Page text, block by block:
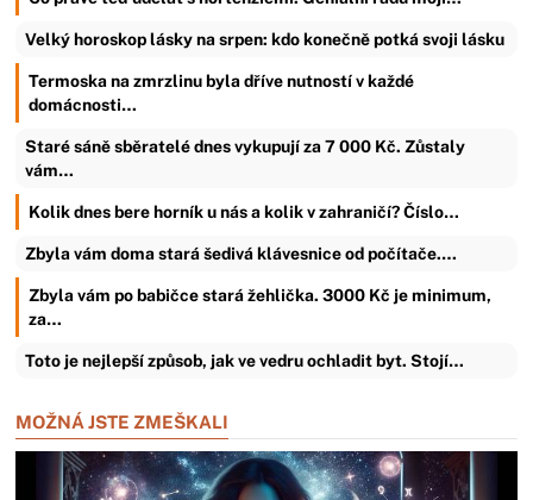
Velký horoskop lásky na srpen: kdo konečně potká svoji lásku
Termoska na zmrzlinu byla dříve nutností v každé
domácnosti…
Staré sáně sběratelé dnes vykupují za 7 000 Kč. Zůstaly
vám…
Kolik dnes bere horník u nás a kolik v zahraničí? Číslo…
Zbyla vám doma stará šedivá klávesnice od počítače.…
Zbyla vám po babičce stará žehlička. 3000 Kč je minimum,
za…
Toto je nejlepší způsob, jak ve vedru ochladit byt. Stojí…
MOŽNÁ JSTE ZMEŠKALI